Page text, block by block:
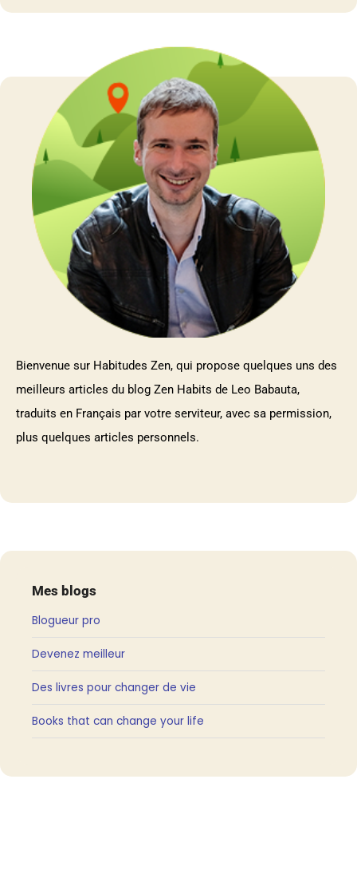
Bienvenue sur Habitudes Zen, qui propose quelques uns des
meilleurs articles du blog Zen Habits de Leo Babauta,
traduits en Français par votre serviteur, avec sa permission,
plus quelques articles personnels.
Mes blogs
Blogueur pro
Devenez meilleur
Des livres pour changer de vie
Books that can change your life